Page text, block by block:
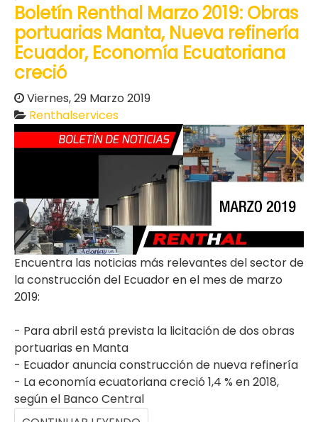
Boletín Renthal Marzo 2019: Obras
portuarias Manta, Nueva refinería
Ecuador, Economía Ecuatoriana
creció
Viernes, 29 Marzo 2019
Renthalservices
Encuentra las noticias más relevantes del sector de
la construcción del Ecuador en el mes de marzo
2019:
- Para abril está prevista la licitación de dos obras
portuarias en Manta
- Ecuador anuncia construcción de nueva refinería
- La economía ecuatoriana creció 1,4 % en 2018,
según el Banco Central